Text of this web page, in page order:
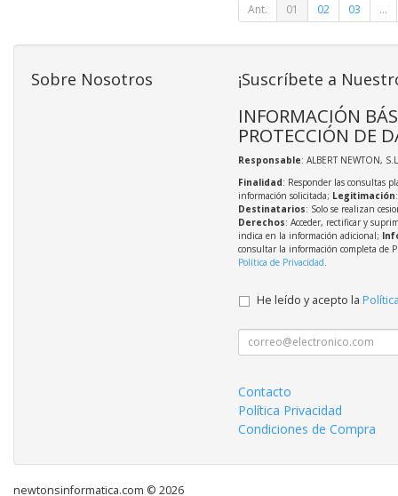
Ant. 01 02 03 ...
Sobre Nosotros ¡Suscríbete a
INFORMACIÓN
PROTECCIÓN DE
Responsable: ALBERT NEWTON,
Finalidad: Responder las consultas
información solicitada; Legitimación
Destinatarios: Solo se realizan
Derechos: Acceder, rectificar y
indica en la información adicional;
consultar la información completa de
Política de Privacidad
He leído y acepto la
Contacto
Política Privacidad
Condiciones de Compra
newtonsinformatica.com © 2026